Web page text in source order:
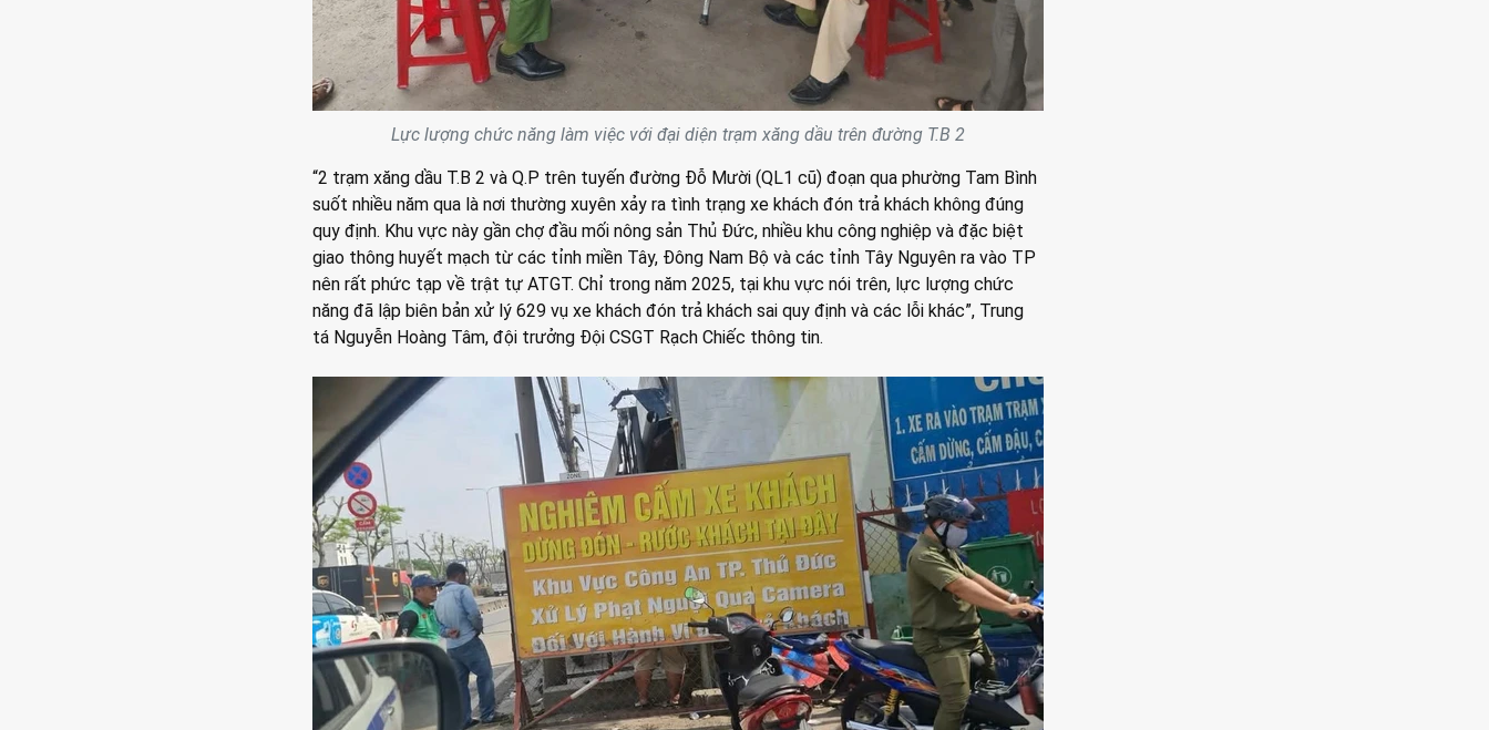
Lực lượng chức năng làm việc với đại diện trạm xăng dầu trên đường T.B 2
“2 trạm xăng dầu T.B 2 và Q.P trên tuyến đường Đỗ Mười (QL1 cũ) đoạn qua phường Tam Bình
suốt nhiều năm qua là nơi thường xuyên xảy ra tình trạng xe khách đón trả khách không đúng
quy định. Khu vực này gần chợ đầu mối nông sản Thủ Đức, nhiều khu công nghiệp và đặc biệt
giao thông huyết mạch từ các tỉnh miền Tây, Đông Nam Bộ và các tỉnh Tây Nguyên ra vào TP
nên rất phức tạp về trật tự ATGT. Chỉ trong năm 2025, tại khu vực nói trên, lực lượng chức
năng đã lập biên bản xử lý 629 vụ xe khách đón trả khách sai quy định và các lỗi khác”, Trung
tá Nguyễn Hoàng Tâm, đội trưởng Đội CSGT Rạch Chiếc thông tin.